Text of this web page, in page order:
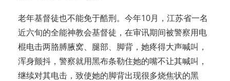
老年基督徒也不能免于酷刑。今年10月，江苏省一名
近六旬的全能神教会基督徒，在审讯期间被警察用电
棍电击两胳膊腋窝、腿部、脚背，她疼得大声喊叫，
浑身颤抖，警察就用黑布条勒住她的嘴不让其喊叫，
继续对其电击，致使她的脚背出现很多烧焦状的黑